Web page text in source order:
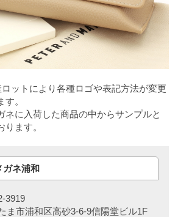
ットにより各種ロゴや表記方法が変更
。
ネに入荷した商品の中からサンプルと
ます。
ガネ浦和
3919
ま市浦和区高砂3-6-9信陽堂ビル1F